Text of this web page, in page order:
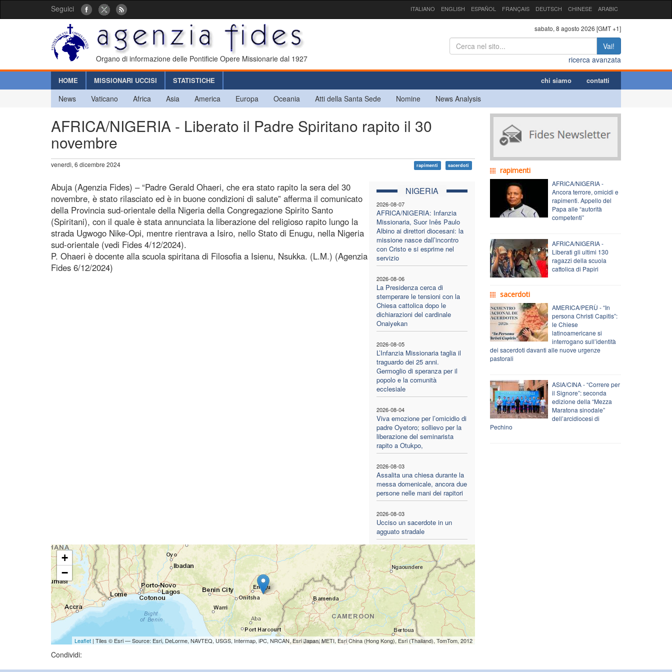
Seguici ITALIANO ENGLISH ESPAÑOL FRANÇAIS DEUTSCH CHINESE ARABIC
Organo di informazione delle Pontificie Opere Missionarie dal 1927
sabato, 8 agosto 2026 [GMT +1]
Vai!
ricerca avanzata
HOME MISSIONARI UCCISI STATISTICHE chi siamo contatti
News Vaticano Africa Asia America Europa Oceania Atti della Santa Sede Nomine News Analysis
AFRICA/NIGERIA - Liberato il Padre Spiritano rapito il 30
novembre
venerdì, 6 dicembre 2024 rapimenti sacerdoti
NIGERIA
2026-08-07
AFRICA/NIGERIA: Infanzia
Missionaria, Suor Inês Paulo
Albino ai direttori diocesani: la
missione nasce dall’incontro
con Cristo e si esprime nel
servizio
2026-08-06
La Presidenza cerca di
stemperare le tensioni con la
Chiesa cattolica dopo le
dichiarazioni del cardinale
Onaiyekan
2026-08-05
L’Infanzia Missionaria taglia il
traguardo dei 25 anni.
Germoglio di speranza per il
popolo e la comunità
ecclesiale
2026-08-04
Viva emozione per l’omicidio di
padre Oyetoro; sollievo per la
liberazione del seminarista
rapito a Otukpo,
2026-08-03
Assalita una chiesa durante la
messa domenicale, ancora due
persone nelle mani dei rapitori
2026-08-03
Ucciso un sacerdote in un
agguato stradale
Abuja (Agenzia Fides) – “Padre Gerald Ohaeri, che era stato rapito la sera del 30
novembre, è stato rilasciato ed è in buone condizioni di salute” afferma il comunicato
della Provincia sud-orientale della Nigeria della Congregazione Spirito Santo
(Spiritani), con il quale è stata annunciata la liberazione del religioso rapito lungo la
strada Ugwogo Nike-Opi, mentre rientrava a Isiro, nello Stato di Enugu, nella Nigeria
sud-orientale (vedi Fides 4/12/2024).
P. Ohaeri è docente alla scuola spiritana di Filosofia a Isienu, Nsukka. (L.M.) (Agenzia
Fides 6/12/2024)
+
−
Leaflet| Tiles © Esri — Source: Esri, DeLorme, NAVTEQ, USGS, Intermap, iPC, NRCAN, Esri Japan, METI, Esri China (Hong Kong), Esri (Thailand), TomTom, 2012
Condividi:
rapimenti
AFRICA/NIGERIA -
Ancora terrore, omicidi e
rapimenti. Appello del
Papa alle “autorità
competenti”
AFRICA/NIGERIA -
Liberati gli ultimi 130
ragazzi della scuola
cattolica di Papiri
sacerdoti
AMERICA/PERÙ - “In
persona Christi Capitis”:
le Chiese
latinoamericane si
interrogano sull’identità
dei sacerdoti davanti alle nuove urgenze
pastorali
ASIA/CINA - “Correre per
il Signore”: seconda
edizione della “Mezza
Maratona sinodale”
dell’arcidiocesi di
Pechino